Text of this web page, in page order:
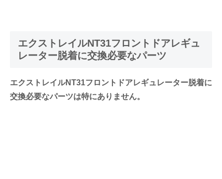
エクストレイルNT31フロントドアレギュ
レーター脱着に交換必要なパーツ
エクストレイルNT31フロントドアレギュレーター脱着に
交換必要なパーツは特にありません。